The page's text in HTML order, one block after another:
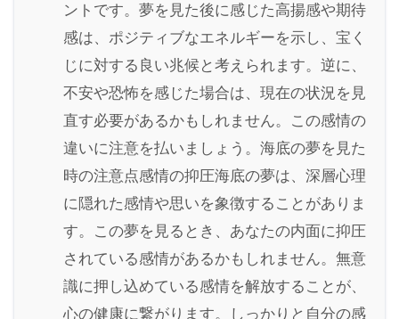
ントです。夢を見た後に感じた高揚感や期待
感は、ポジティブなエネルギーを示し、宝く
じに対する良い兆候と考えられます。逆に、
不安や恐怖を感じた場合は、現在の状況を見
直す必要があるかもしれません。この感情の
違いに注意を払いましょう。海底の夢を見た
時の注意点感情の抑圧海底の夢は、深層心理
に隠れた感情や思いを象徴することがありま
す。この夢を見るとき、あなたの内面に抑圧
されている感情があるかもしれません。無意
識に押し込めている感情を解放することが、
心の健康に繋がります。しっかりと自分の感